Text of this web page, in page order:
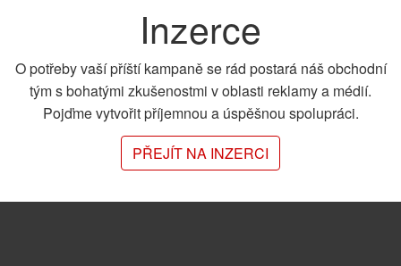
Inzerce
O potřeby vaší příští kampaně se rád postará náš obchodní
tým s bohatými zkušenostmi v oblasti reklamy a médií.
Pojďme vytvořit příjemnou a úspěšnou spolupráci.
PŘEJÍT NA INZERCI